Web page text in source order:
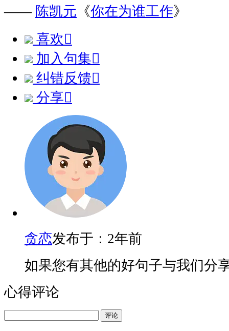
—— 陈凯元 《你在为谁工作》
喜欢
加入句集
纠错反馈
分享
贪恋发布于：2年前
如果您有其他的好句子与我们分
心得评论
评论